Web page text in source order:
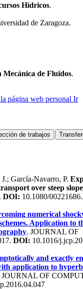
Hídricos.
de Zaragoza.
de Fluidos.
página web personal Ir
García-Navarro, P.
over steep
DOI: 10.1080/
numerical
Application to
. JOURNAL OF
DOI: 10.1016/
and exactly
application to
JOURNAL OF